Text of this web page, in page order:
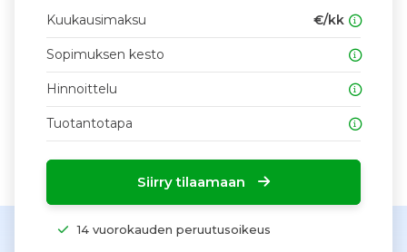
Kuukausimaksu €/kk
Sopimuksen kesto
Hinnoittelu
Tuotantotapa
Siirry tilaamaan
14 vuorokauden peruutusoikeus